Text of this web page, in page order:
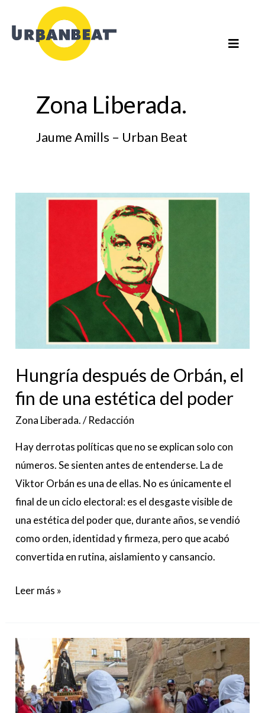
contenido
Zona Liberada.
Jaume Amills – Urban Beat
Hungría después de Orbán, el
fin de una estética del poder
Zona Liberada./Redacción
Hay derrotas políticas que no se explican solo con
números. Se sienten antes de entenderse. La de
Viktor Orbán es una de ellas. No es únicamente el
final de un ciclo electoral: es el desgaste visible de
una estética del poder que, durante años, se vendió
como orden, identidad y firmeza, pero que acabó
convertida en rutina, aislamiento y cansancio.
Hungría
estética
del
poder
Leer más »
La
pedagogía
del
sufrimiento
Paginación